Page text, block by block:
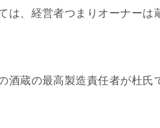
は、経営者つまりオーナー
酒蔵の最高製造責任者が杜